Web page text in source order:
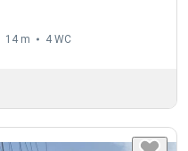
14 m 4 WC